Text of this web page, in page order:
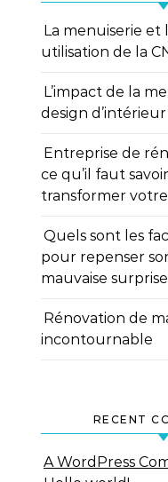
La menuiserie et
utilisation de la
L’impact de la
design
Entreprise de
ce qu’il faut
transformer votre
Quels sont les
pour repenser
mauvaise surprise
Rénovation de
incontournable
RECENT
A WordPress